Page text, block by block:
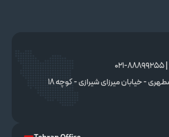
تهران - خیابان مطهری - خیابان میرزای شیرازی - کوچه ۱۸